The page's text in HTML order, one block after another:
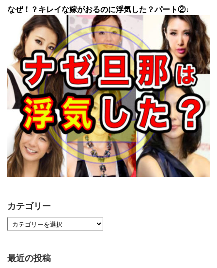
なぜ！？キレイな嫁がおるのに浮気した？パート②↓
カテゴリー
最近の投稿